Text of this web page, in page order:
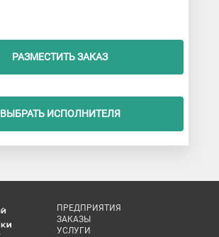
РАЗМЕСТИТЬ ЗАКАЗ
ВЫБРАТЬ ИСПОЛНИТЕЛЯ
ПРЕДПРИЯТИЯ
ЗАКАЗЫ
УСЛУГИ